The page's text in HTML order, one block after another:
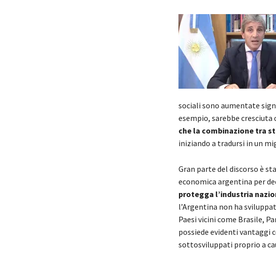
sociali sono aumentate
esempio, sarebbe cresciuta
che la combinazione tra
iniziando a tradursi in un
Gran parte del discorso è
economica argentina per
protegga l’industria
l’Argentina non ha
Paesi vicini come Brasile,
possiede evidenti vantaggi
sottosviluppati proprio a